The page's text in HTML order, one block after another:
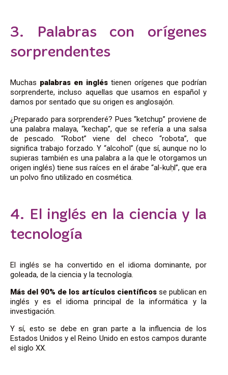
3. Palabras con orígenes
sorprendentes
Muchas palabras en inglés tienen orígenes que podrían
sorprenderte, incluso aquellas que usamos en español y
damos por sentado que su origen es anglosajón.
¿Preparado para sorprenderé? Pues “ketchup” proviene de
una palabra malaya, “kechap”, que se refería a una salsa
de pescado. “Robot” viene del checo “robota”, que
significa trabajo forzado. Y “alcohol” (que sí, aunque no lo
supieras también es una palabra a la que le otorgamos un
origen inglés) tiene sus raíces en el árabe “al-kuḥl”, que era
un polvo fino utilizado en cosmética.
4. El inglés en la ciencia y la
tecnología
El inglés se ha convertido en el idioma dominante, por
goleada, de la ciencia y la tecnología.
Más del 90% de los artículos científicosse publican en
inglés y es el idioma principal de la informática y la
investigación.
Y sí, esto se debe en gran parte a la influencia de los
Estados Unidos y el Reino Unido en estos campos durante
el siglo XX.